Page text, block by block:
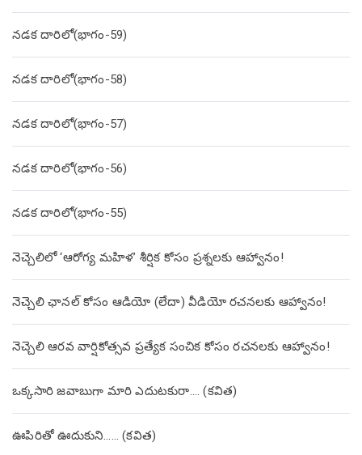
నడక దారిలో(భాగం-59)
నడక దారిలో(భాగం-58)
నడక దారిలో(భాగం-57)
నడక దారిలో(భాగం-56)
నడక దారిలో(భాగం-55)
నెచ్చెలిలో ‘ఆరోగ్య మహిళ’ శీర్షిక కోసం ప్రశ్నలకు ఆహ్వానం!
నెచ్చెలి ఛానల్ కోసం ఆడియో (లేదా) వీడియో రచనలకు ఆహ్వానం!
నెచ్చెలి ఆరవ వార్షికోత్సవ ప్రత్యేక సంచిక కోసం రచనలకు ఆహ్వానం!
ఒక్కసారి జవాబుగా మారి ఎదుటకురా…. (కవిత)
ఊపిరితో ఊదుకుని…… (కవిత)